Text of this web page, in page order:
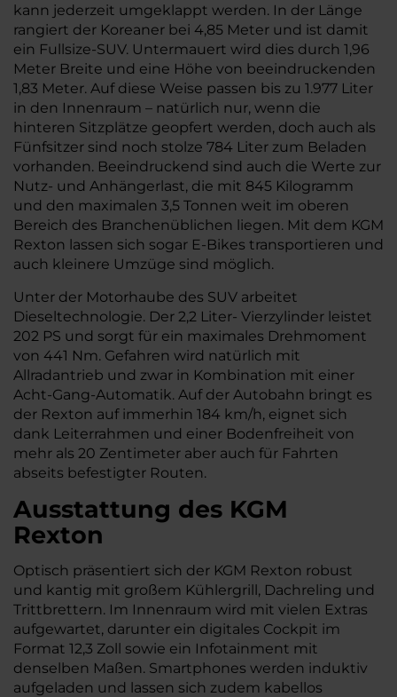
kann jederzeit umgeklappt werden. In der Länge
rangiert der Koreaner bei 4,85 Meter und ist damit
ein Fullsize-SUV. Untermauert wird dies durch 1,96
Meter Breite und eine Höhe von beeindruckenden
1,83 Meter. Auf diese Weise passen bis zu 1.977 Liter
in den Innenraum – natürlich nur, wenn die
hinteren Sitzplätze geopfert werden, doch auch als
Fünfsitzer sind noch stolze 784 Liter zum Beladen
vorhanden. Beeindruckend sind auch die Werte zur
Nutz- und Anhängerlast, die mit 845 Kilogramm
und den maximalen 3,5 Tonnen weit im oberen
Bereich des Branchenüblichen liegen. Mit dem KGM
Rexton lassen sich sogar E-Bikes transportieren und
auch kleinere Umzüge sind möglich.
Unter der Motorhaube des SUV arbeitet
Dieseltechnologie. Der 2,2 Liter- Vierzylinder leistet
202 PS und sorgt für ein maximales Drehmoment
von 441 Nm. Gefahren wird natürlich mit
Allradantrieb und zwar in Kombination mit einer
Acht-Gang-Automatik. Auf der Autobahn bringt es
der Rexton auf immerhin 184 km/h, eignet sich
dank Leiterrahmen und einer Bodenfreiheit von
mehr als 20 Zentimeter aber auch für Fahrten
abseits befestigter Routen.
Ausstattung des KGM
Rexton
Optisch präsentiert sich der KGM Rexton robust
und kantig mit großem Kühlergrill, Dachreling und
Trittbrettern. Im Innenraum wird mit vielen Extras
aufgewartet, darunter ein digitales Cockpit im
Format 12,3 Zoll sowie ein Infotainment mit
denselben Maßen. Smartphones werden induktiv
aufgeladen und lassen sich zudem kabellos